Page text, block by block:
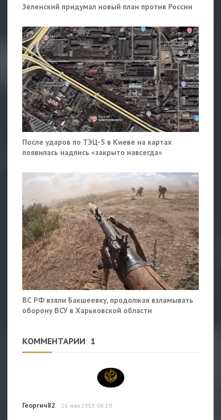
Зеленский придумал новый план против России
После ударов по ТЭЦ-5 в Киеве на картах
появилась надпись «закрыто навсегда»
ВС РФ взяли Бакшеевку, продолжая взламывать
оборону ВСУ в Харьковской области
КОММЕНТАРИИ 1
Георгич82 26 мая 2015 08:20